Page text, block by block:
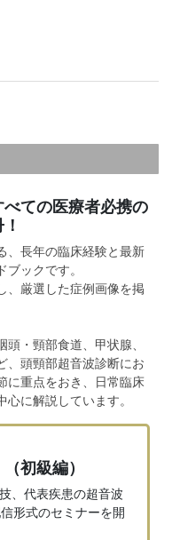
ての医療者必携の
、長年の臨床経験と最新
ックです。
、厳選した症例画像を掲
・頸部食道、甲状腺、
、頭頸部超音波診断にお
に重点をおき、日常臨床
に解説しています。
初級編）
、代表疾患の超音波
形式のセミナーを開